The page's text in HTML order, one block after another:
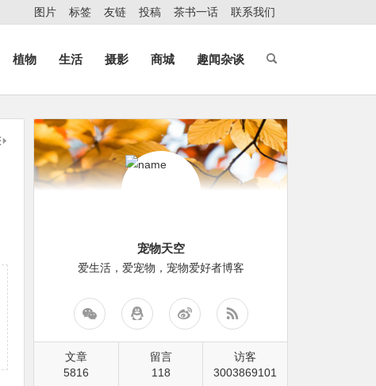
图片 标签 友链 投稿 茶书一话 联系我们
植物 生活 摄影 商城 趣闻杂谈
宠物天空
爱生活，爱宠物，宠物爱好者博客
文章
5816
留言
118
访客
3003869101